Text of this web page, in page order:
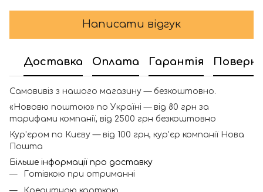
Написати відгук
Доставка Оплата Гарантія
Самовивіз з нашого магазину — безкоштовно.
«Нововю поштою» по Україні — від 80 грн за
тарифами компанії, від 2500 грн безкоштовно
Кур'єром по Києву — від 100 грн, кур'єр компанії Нова
Пошта
Більше інформації про доставку
Готівкою при отриманні